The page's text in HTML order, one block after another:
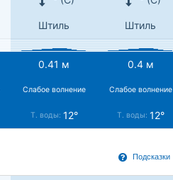
Штиль Штиль
0.41 м 0.4 м
Слабое волнение Слабое волнение
Т. воды: 12° Т. воды: 12°
Подсказки